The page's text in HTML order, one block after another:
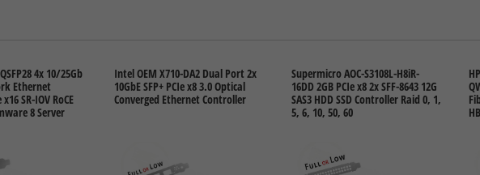
4x 10/25Gb
Ethernet
SR-IOV RoCE
8 Server
Intel OEM X710-DA2 Dual Port 2x
10GbE SFP+ PCIe x8 3.0 Optical
Converged Ethernet Controller
Supermicro AOC-S3108L-H8iR-
16DD 2GB PCIe x8 2x SFF-8643 12G
SAS3 HDD SSD Controller Raid 0, 1,
5, 6, 10, 50, 60